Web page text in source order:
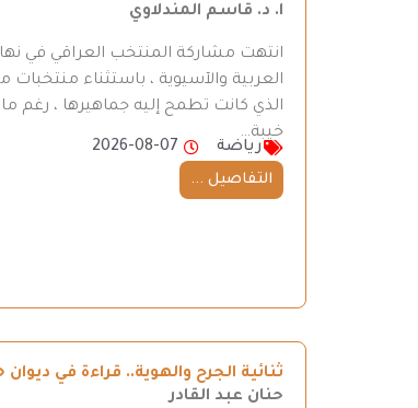
ا. د. قاسم المندلاوي
العربية والآسيوية ، باستثناء
الذي كانت تطمح إليه جماهيرها ، رغم ما
خيبة…
رياضة
2026-08-07
التفاصيل ...
ثنائية الجرح والهوية.. قراءة في
حنان عبد القادر